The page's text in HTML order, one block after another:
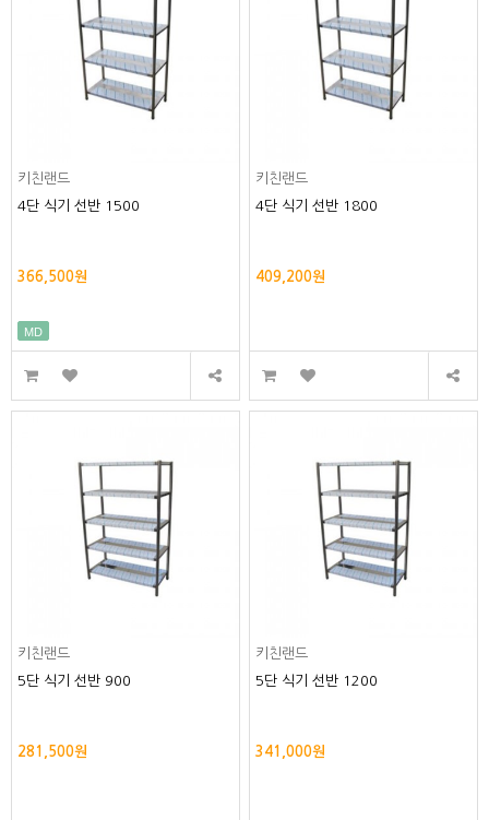
키친랜드
4단 식기 선반 1500
366,500원
MD
키친랜드
4단 식기 선반 1800
409,200원
키친랜드
5단 식기 선반 900
281,500원
키친랜드
5단 식기 선반 1200
341,000원